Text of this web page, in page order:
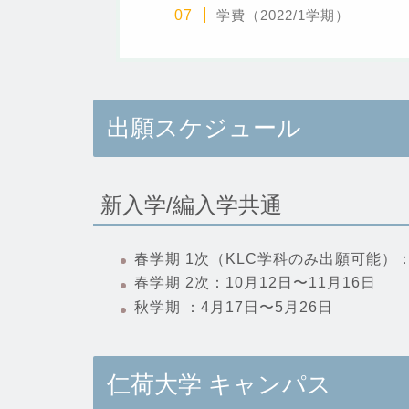
学費（2022/1学期）
出願スケジュール
新入学/編入学共通
春学期 1次（KLC学科のみ出願可能）
春学期 2次：10月12日〜11月16日
秋学期 ：4月17日〜5月26日
仁荷大学 キャンパス